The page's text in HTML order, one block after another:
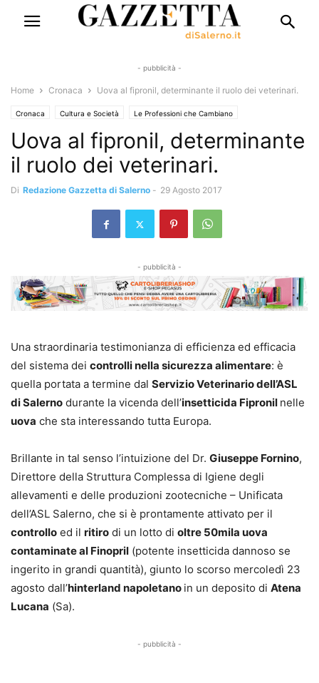
- pubblicità -
Home Cronaca Uova al fipronil, determinante il ruolo dei veterinari.
Cronaca Cultura e Società Le Professioni che Cambiano
Uova al fipronil, determinante
il ruolo dei veterinari.
Di Redazione Gazzetta di Salerno - 29 Agosto 2017
- pubblicità -
Una straordinaria testimonianza di efficienza ed efficacia
del sistema dei controlli nella sicurezza alimentare: è
quella portata a termine dal Servizio Veterinario dell’ASL
di Salerno durante la vicenda dell’insetticida Fipronil nelle
uova che sta interessando tutta Europa.
Brillante in tal senso l’intuizione del Dr. Giuseppe Fornino,
Direttore della Struttura Complessa di Igiene degli
allevamenti e delle produzioni zootecniche – Unificata
dell’ASL Salerno, che si è prontamente attivato per il
controllo ed il ritiro di un lotto di oltre 50mila uova
contaminate al Finopril (potente insetticida dannoso se
ingerito in grandi quantità), giunto lo scorso mercoledì 23
agosto dall’hinterland napoletano in un deposito di Atena
Lucana (Sa).
- pubblicità -